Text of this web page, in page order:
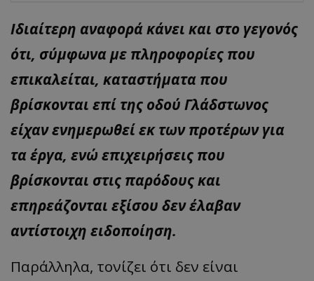
Ιδιαίτερη αναφορά κάνει και στο γεγονός
ότι, σύμφωνα με πληροφορίες που
επικαλείται, καταστήματα που
βρίσκονται επί της οδού Γλάδστωνος
είχαν ενημερωθεί εκ των προτέρων για
τα έργα, ενώ επιχειρήσεις που
βρίσκονται στις παρόδους και
επηρεάζονται εξίσου δεν έλαβαν
αντίστοιχη ειδοποίηση.
Παράλληλα, τονίζει ότι δεν είναι